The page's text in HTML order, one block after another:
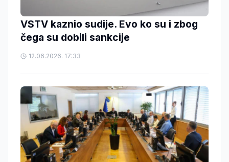
VSTV kaznio sudije. Evo ko su i zbog
čega su dobili sankcije
12.06.2026. 17:33